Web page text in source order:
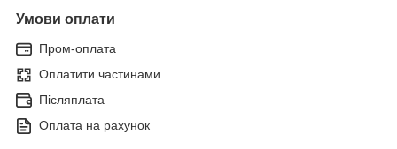
Умови оплати
Пром-оплата
Оплатити частинами
Післяплата
Оплата на рахунок